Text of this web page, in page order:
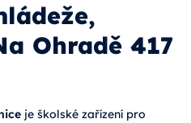
Ohradě 417
je školské zařízení pro